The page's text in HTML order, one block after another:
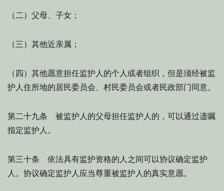
（二）父母、子女；
（三）其他近亲属；
（四）其他愿意担任监护人的个人或者组织，但是须经被监
护人住所地的居民委员会、村民委员会或者民政部门同意。
第二十九条 被监护人的父母担任监护人的，可以通过遗嘱
指定监护人。
第三十条 依法具有监护资格的人之间可以协议确定监护
人。协议确定监护人应当尊重被监护人的真实意愿。